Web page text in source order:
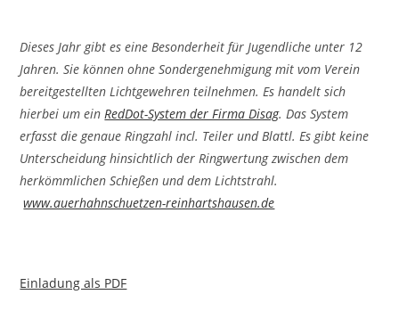
Dieses Jahr gibt es eine Besonderheit für Jugendliche unter 12
Jahren. Sie können ohne Sondergenehmigung mit vom Verein
bereitgestellten Lichtgewehren teilnehmen. Es handelt sich
hierbei um einRedDot-System der Firma Disag. Das System
erfasst die genaue Ringzahl incl. Teiler und Blattl. Es gibt keine
Unterscheidung hinsichtlich der Ringwertung zwischen dem
herkömmlichen Schießen und dem Lichtstrahl.
www.auerhahnschuetzen-reinhartshausen.de
Einladung als PDF